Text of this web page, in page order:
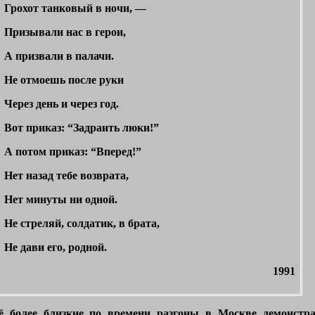
Грохот танковый в ночи, —
Призывали нас в герои,
А призвали в палачи.
Не отмоешь после руки
Через день и через год.
Вот приказ: “Задраить люки!”
А потом приказ: “Вперед!”
Нет назад тебе возврата,
Нет минуты ни одной.
Не стреляй, солдатик, в брата,
Не дави его, родной.
1991